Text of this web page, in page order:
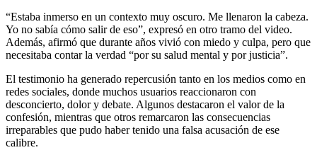
“Estaba inmerso en un contexto muy oscuro. Me llenaron la cabeza.
Yo no sabía cómo salir de eso”, expresó en otro tramo del video.
Además, afirmó que durante años vivió con miedo y culpa, pero que
necesitaba contar la verdad “por su salud mental y por justicia”.
El testimonio ha generado repercusión tanto en los medios como en
redes sociales, donde muchos usuarios reaccionaron con
desconcierto, dolor y debate. Algunos destacaron el valor de la
confesión, mientras que otros remarcaron las consecuencias
irreparables que pudo haber tenido una falsa acusación de ese
calibre.